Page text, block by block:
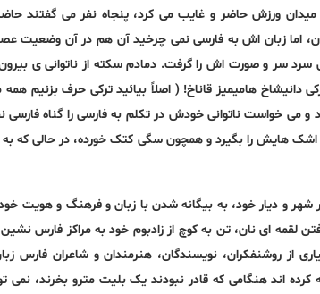
ورزش حاضر و غایب می کرد، پنجاه نفر می گفتند
زدن، اما زبان اش به فارسی نمی چرخید آن هم در آن
سرد سر و صورت اش را گرفت. دمادم سکته از ناتوانی ی
دانیشاخ هامیمیز قاناخ! ( اصلاً بیائید ترکی حرف بزنیم
می خواست ناتوانی خودش در تکلم به فارسی را گناه فارسی
اشک هایش را بگیرد و همچون سگی کتک خورده، در حالی که
و دیار خود، به بیگانه شدن با زبان و فرهنگ و هویت خود
لقمه ای نان، تن به کوچ از زادبوم خود به مراکز فارس
از روشنفکران، نویسندگان، هنرمندان و شاعران فارس
اند هنگامی که قادر نبودند یک بلیت مترو بخرند،